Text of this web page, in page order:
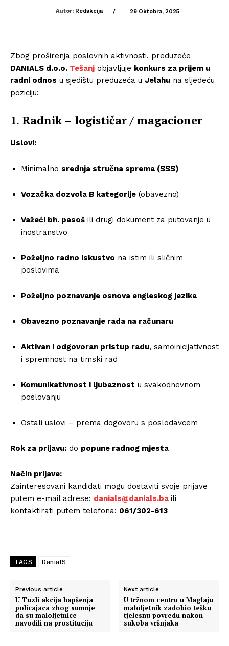
Autor: Redakcija / 29 Oktobra, 2025
Zbog proširenja poslovnih aktivnosti, preduzeće
DANIALS d.o.o. Tešanj objavljuje konkurs za prijem u
radni odnos u sjedištu preduzeća u Jelahu na sljedeću
poziciju:
1. Radnik – logističar / magacioner
Uslovi:
Minimalno srednja stručna sprema (SSS)
Vozačka dozvola B kategorije (obavezno)
Važeći bh. pasoš ili drugi dokument za putovanje u
inostranstvo
Poželjno radno iskustvo na istim ili sličnim
poslovima
Poželjno poznavanje osnova engleskog jezika
Obavezno poznavanje rada na računaru
Aktivan i odgovoran pristup radu, samoinicijativnost
i spremnost na timski rad
Komunikativnost i ljubaznost u svakodnevnom
poslovanju
Ostali uslovi – prema dogovoru s poslodavcem
Rok za prijavu: do popune radnog mjesta
Način prijave:
Zainteresovani kandidati mogu dostaviti svoje prijave
putem e-mail adrese: danials@danials.ba ili
kontaktirati putem telefona: 061/302-613
TAGS DanialS
Previous article
U Tuzli akcija hapšenja
policajaca zbog sumnje
da su maloljetnice
navodili na prostituciju
Next article
U tržnom centru u Maglaju
maloljetnik zadobio tešku
tjelesnu povredu nakon
sukoba vršnjaka